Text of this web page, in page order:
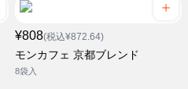
¥808(税込¥872.64)
モンカフェ 京都ブレンド
8袋入